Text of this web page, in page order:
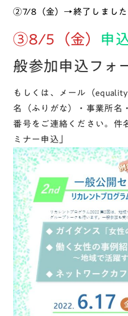
②7/8（金）→終了しました
③8/5（金） 申
般参加申込フォ
もしくは、メール（
名（ふりがな）・事業所名
番号をご連絡ください。件
ミナー申込」